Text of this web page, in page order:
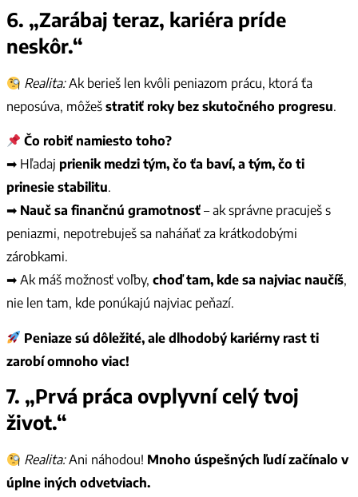
6. „Zarábaj teraz, kariéra príde
neskôr.“
Realita:Ak berieš len kvôli peniazom prácu, ktorá ťa
neposúva, môžeš stratiť roky bez skutočného progresu.
Čo robiť namiesto toho?
➡ Hľadaj prienik medzi tým, čo ťa baví, a tým, čo ti
prinesie stabilitu.
➡ Nauč sa finančnú gramotnosť – ak správne pracuješ s
peniazmi, nepotrebuješ sa naháňať za krátkodobými
zárobkami.
➡ Ak máš možnosť voľby, choď tam, kde sa najviac naučíš,
nie len tam, kde ponúkajú najviac peňazí.
Peniaze sú dôležité, ale dlhodobý kariérny rast ti
zarobí omnoho viac!
7. „Prvá práca ovplyvní celý tvoj
život.“
Realita:Ani náhodou! Mnoho úspešných ľudí začínalo v
úplne iných odvetviach.